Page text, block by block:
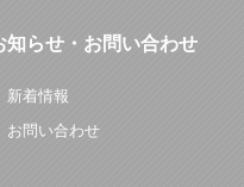
知らせ・お問い合わせ
新着情報
お問い合わせ